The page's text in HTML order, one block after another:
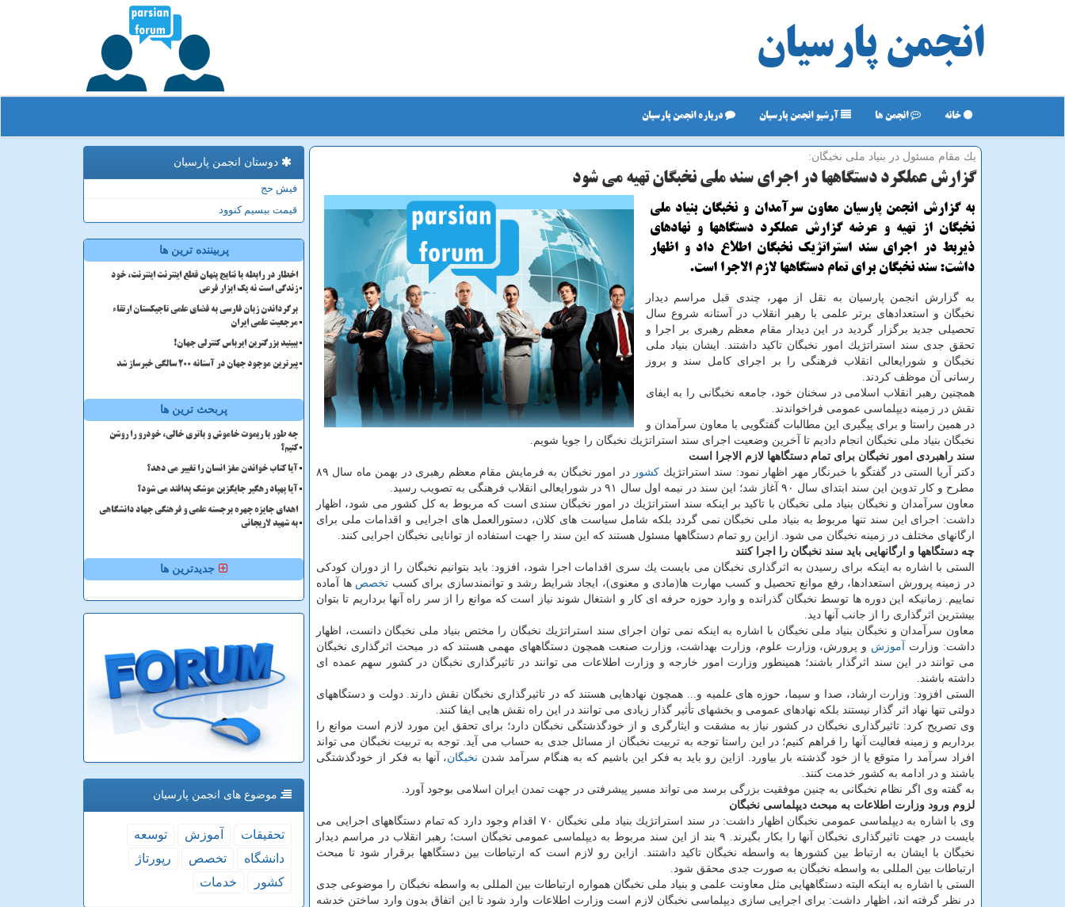
انجمن پارسیان
خانه انجمن ها آرشیو انجمن پارسیان درباره انجمن پارسیان
یك مقام مسئول در بنیاد ملی نخبگان:
گزارش عملكرد دستگاهها در اجرای سند ملی نخبگان تهیه می شود
به گزارش انجمن پارسیان معاون سرآمدان و نخبگان بنیاد ملی
نخبگان از تهیه و عرضه گزارش عملكرد دستگاهها و نهادهای
ذیربط در اجرای سند استراتژیك نخبگان اطلاع داد و اظهار
داشت: سند نخبگان برای تمام دستگاهها لازم الاجرا است.
به گزارش انجمن پارسیان به نقل از مهر، چندی قبل مراسم دیدار
نخبگان و استعدادهای برتر علمی با رهبر انقلاب در آستانه شروع سال
تحصیلی جدید برگزار گردید در این دیدار مقام معظم رهبری بر اجرا و
تحقق جدی سند استراتژیك امور نخبگان تاكید داشتند. ایشان بنیاد ملی
نخبگان و شورایعالی انقلاب فرهنگی را بر اجرای كامل سند و بروز
رسانی آن موظف كردند.
همچنین رهبر انقلاب اسلامی در سخنان خود، جامعه نخبگانی را به ایفای
نقش در زمینه دیپلماسی عمومی فراخواندند.
در همین راستا و برای پیگیری این مطالبات گفتگویی با معاون سرآمدان و
نخبگان بنیاد ملی نخبگان انجام دادیم تا آخرین وضعیت اجرای سند استراتژیك نخبگان را جویا شویم.
سند راهبردی امور نخبگان برای تمام دستگاهها لازم الاجرا است
دكتر آریا الستی در گفتگو با خبرنگار مهر اظهار نمود: سند استراتژیك كشور
در امور نخبگان به فرمایش مقام معظم رهبری در بهمن ماه سال ۸۹
مطرح و كار تدوین این سند ابتدای سال ۹۰ آغاز شد؛ این سند در نیمه اول سال ۹۱ در شورایعالی انقلاب فرهنگی به تصویب رسید.
معاون سرآمدان و نخبگان بنیاد ملی نخبگان با تاكید بر اینكه سند استراتژیك در امور نخبگان سندی است كه مربوط به كل كشور می شود، اظهار
داشت: اجرای این سند تنها مربوط به بنیاد ملی نخبگان نمی گردد بلكه شامل سیاست های كلان، دستورالعمل های اجرایی و اقدامات ملی برای
ارگانهای مختلف در زمینه نخبگان می شود. ازاین رو تمام دستگاهها مسئول هستند كه این سند را جهت استفاده از توانایی نخبگان اجرایی كنند.
چه دستگاهها و ارگانهایی باید سند نخبگان را اجرا كنند
الستی با اشاره به اینكه برای رسیدن به اثرگذاری نخبگان می بایست یك سری اقدامات اجرا شود، افزود: باید بتوانیم نخبگان را از دوران كودكی
در زمینه پرورش استعدادها، رفع موانع تحصیل و كسب مهارت ها(مادی و معنوی)، ایجاد شرایط رشد و توانمندسازی برای كسب تخصص ها آماده
نماییم. زمانیكه این دوره ها توسط نخبگان گذرانده و وارد حوزه حرفه ای كار و اشتغال شوند نیاز است كه موانع را از سر راه آنها برداریم تا بتوان
بیشترین اثرگذاری را از جانب آنها دید.
معاون سرآمدان و نخبگان بنیاد ملی نخبگان با اشاره به اینكه نمی توان اجرای سند استراتژیك نخبگان را مختص بنیاد ملی نخبگان دانست، اظهار
داشت: وزارت
آموزش و پرورش، وزارت علوم، وزارت بهداشت، وزارت صنعت همچون دستگاههای مهمی هستند كه در مبحث اثرگذاری نخبگان
می توانند در این سند اثرگذار باشند؛ همینطور وزارت امور خارجه و وزارت اطلاعات می توانند در تاثیرگذاری نخبگان در كشور سهم عمده ای
داشته باشند.
الستی افزود: وزارت ارشاد، صدا و سیما، حوزه های علمیه و... همچون نهادهایی هستند كه در تاثیرگذاری نخبگان نقش دارند. دولت و دستگاههای
دولتی تنها نهاد اثر گذار نیستند بلكه نهادهای عمومی و بخشهای تأثیر گذار زیادی می توانند در این راه نقش هایی ایفا كنند.
وی تصریح كرد: تاثیرگذاری نخبگان در كشور نیاز به مشقت و ایثارگری و از خودگذشتگی نخبگان دارد؛ برای تحقق این مورد لازم است موانع را
برداریم و زمینه فعالیت آنها را فراهم كنیم؛ در این راستا توجه به تربیت نخبگان از مسائل جدی به حساب می آید. توجه به تربیت نخبگان می تواند
افراد سرآمد را متوقع یا از خود گذشته بار بیاورد. ازاین رو باید به فكر این باشیم كه به هنگام سرآمد شدن نخبگان، آنها به فكر از خودگذشتگی
باشند و در ادامه به كشور خدمت كنند.
به گفته وی اگر نظام نخبگانی به چنین موفقیت بزرگی برسد می تواند مسیر پیشرفتی در جهت تمدن ایران اسلامی بوجود آورد.
لزوم ورود وزارت اطلاعات به مبحث دیپلماسی نخبگان
وی با اشاره به دیپلماسی عمومی نخبگان اظهار داشت: در سند استراتژیك بنیاد ملی نخبگان ۷۰ اقدام وجود دارد كه تمام دستگاههای اجرایی می
بایست در جهت تاثیرگذاری نخبگان آنها را بكار بگیرند. ۹ بند از این سند مربوط به دیپلماسی عمومی نخبگان است؛ رهبر انقلاب در مراسم دیدار
نخبگان با ایشان به ارتباط بین كشورها به واسطه نخبگان تاكید داشتند. ازاین رو لازم است كه ارتباطات بین دستگاهها برقرار شود تا مبحث
ارتباطات بین المللی به واسطه نخبگان به صورت جدی محقق شود.
الستی با اشاره به اینكه البته دستگاههایی مثل معاونت علمی و بنیاد ملی نخبگان همواره ارتباطات بین المللی به واسطه نخبگان را موضوعی جدی
در نظر گرفته اند، اظهار داشت: برای اجرایی سازی دیپلماسی نخبگان لازم است وزارت اطلاعات وارد شود تا این اتفاق بدون وارد ساختن خدشه
دوستان انجمن پارسیان
فیش حج
قیمت بیسیم کنوود
پربیننده ترین ها
اخطار در رابطه با نتایج پنهان قطع اینترنت اینترنت، خود
زندگی است نه یک ابزار فرعی
برگرداندن زبان فارسی به فضای علمی تاجیکستان ارتقاء
مرجعیت علمی ایران
ببینید بزرگترین ایرباس کنترلی جهان!
پیرترین موجود جهان در آستانه ۲۰۰ سالگی خبرساز شد
پربحث ترین ها
چه طور با ریموت خاموش و باتری خالی، خودرو را روشن
کنیم؟
آیا کتاب خواندن مغز انسان را تغییر می دهد؟
آیا پهپاد رهگیر جایگزین موشک پدافند می شود؟
اهدای جایزه چهره برجسته علمی و فرهنگی جهاد دانشگاهی
به شهید لاریجانی
جدیدترین ها
موضوع های انجمن پارسیان
تحقیقات آموزش
توسعه
دانشگاه
تخصص
رپورتاژ
كشور
خدمات